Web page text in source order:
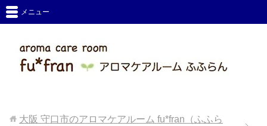
メニュー
大阪 守口市のアロマケアルーム fu*fran（ふふら